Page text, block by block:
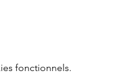
fonctionnels.